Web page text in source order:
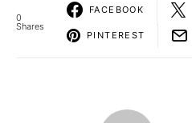
0
Shares
FACEBOOK
PINTEREST